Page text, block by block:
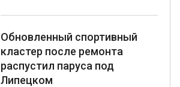
Обновленный спортивный
кластер после ремонта
распустил паруса под
Липецком